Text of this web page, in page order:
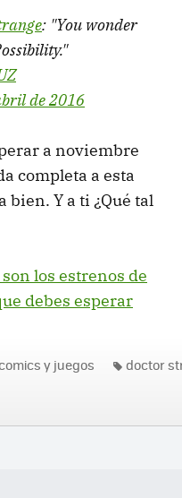
: "You wonder
de 2016
a noviembre
completa a esta
bien. Y a ti ¿Qué tal
son los estrenos de
debes esperar
y juegos doctor